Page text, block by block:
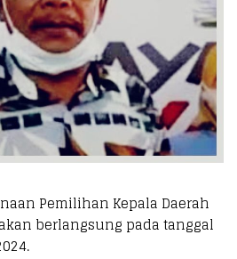
Pemilihan Kepala Daerah
berlangsung pada tanggal